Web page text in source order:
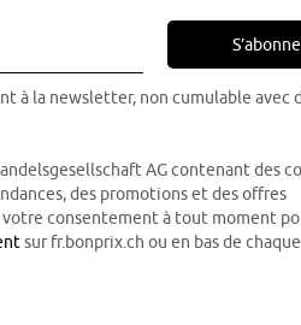
à la newsletter, non cumulable avec
AG contenant des
des promotions et des offres
consentement à tout moment
sur fr.bonprix.ch ou en bas de